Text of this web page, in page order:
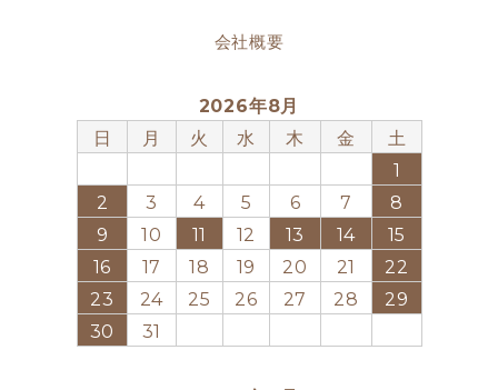
会社概要
2026年8月
日
月 火 水 木 金
土
1
2
3 4 5 6 7
8
9
10 11 12 13 14
15
16
17 18 19 20 21
22
23
24 25 26 27 28
29
30
31